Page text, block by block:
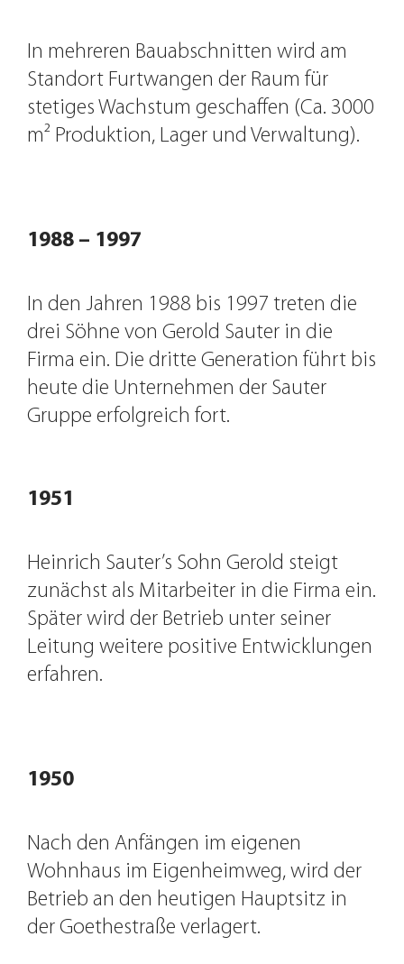
In mehreren Bauabschnitten wird am
Standort Furtwangen der Raum für
stetiges Wachstum geschaffen (Ca. 3000
m² Produktion, Lager und Verwaltung).
1988 – 1997
In den Jahren 1988 bis 1997 treten die
drei Söhne von Gerold Sauter in die
Firma ein. Die dritte Generation führt bis
heute die Unternehmen der Sauter
Gruppe erfolgreich fort.
1951
Heinrich Sauter’s Sohn Gerold steigt
zunächst als Mitarbeiter in die Firma ein.
Später wird der Betrieb unter seiner
Leitung weitere positive Entwicklungen
erfahren.
Sauter
1950
Nach den Anfängen im eigenen
Wohnhaus im Eigenheimweg, wird der
Betrieb an den heutigen Hauptsitz in
der Goethestraße verlagert.